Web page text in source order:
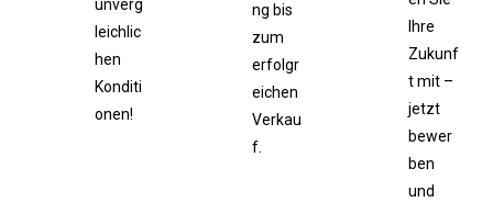
unverg
leichlic
hen
Konditi
onen!
ng bis
zum
erfolgr
eichen
Verkau
f.
Ihre
Zukunf
t mit –
jetzt
bewer
ben
und